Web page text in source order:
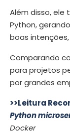
Além disso, ele
Python,
boas intenções,
Comparando
para projetos
por grandes
>>Leitura
Python
Docker